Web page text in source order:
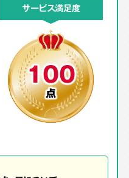
サービス満足度
100
点